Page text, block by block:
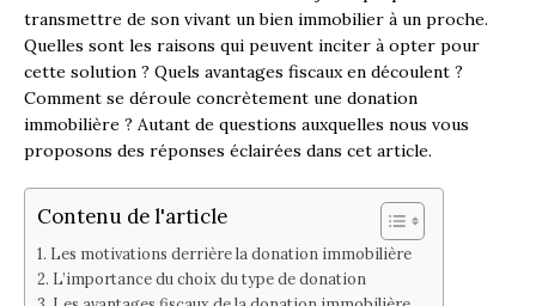
transmettre de son vivant un bien immobilier à un proche.
Quelles sont les raisons qui peuvent inciter à opter pour
cette solution ? Quels avantages fiscaux en découlent ?
Comment se déroule concrètement une donation
immobilière ? Autant de questions auxquelles nous vous
proposons des réponses éclairées dans cet article.
Contenu de l'article
Les motivations derrière la donation immobilière
L’importance du choix du type de donation